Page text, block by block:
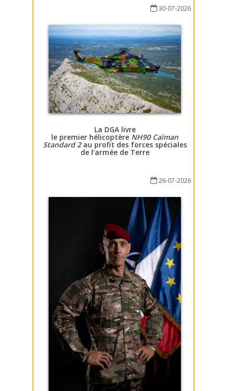
30-07-2026
La DGA livre
le premier hélicoptère NH90 Caïman
Standard 2au profit des forces spéciales
de l’armée de Terre
26-07-2026